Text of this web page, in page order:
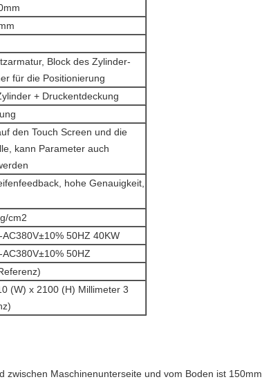
Block des Zylinder-
für die Positionierung
+ Druckentdeckung
den Touch Screen und die
kann Parameter auch
hohe Genauigkeit,
cm2
50HZ 40KW
50HZ
(W) x 2100 (H) Millimeter 3
Maschinenunterseite und vom Boden ist 150mm